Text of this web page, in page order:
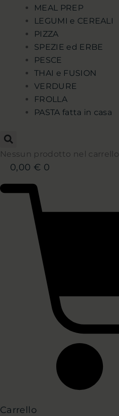
MEAL PREP
LEGUMI e CEREALI
PIZZA
SPEZIE ed ERBE
PESCE
THAI e FUSION
VERDURE
FROLLA
PASTA fatta in casa
Nessun prodotto nel carrello.
0,00 € 0
Carrello